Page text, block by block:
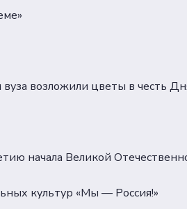
возложили цветы в честь
начала Великой
культур «Мы — Россия!»